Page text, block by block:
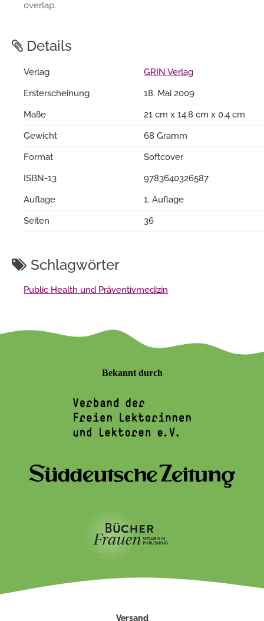
overlap.
Details
Verlag
GRIN Verlag
Ersterscheinung
18. Mai 2009
Maße
21 cm x 14.8 cm x 0.4 cm
Gewicht
68 Gramm
Format
Softcover
ISBN-13
9783640326587
Auflage
1. Auflage
Seiten
36
Schlagwörter
Public Health und Präventivmedizin
Bekannt durch
Versand